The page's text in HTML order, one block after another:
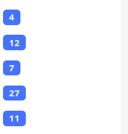
4
12
7
27
11